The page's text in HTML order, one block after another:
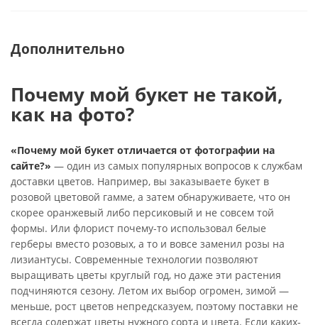
Дополнительно
Почему мой букет не такой,
как на фото?
«Почему мой букет отличается от фотографии на
сайте?» — один из самых популярных вопросов к службам
доставки цветов. Например, вы заказываете букет в
розовой цветовой гамме, а затем обнаруживаете, что он
скорее оранжевый либо персиковый и не совсем той
формы. Или флорист почему-то использовал белые
герберы вместо розовых, а то и вовсе заменил розы на
лизиантусы. Современные технологии позволяют
выращивать цветы круглый год, но даже эти растения
подчиняются сезону. Летом их выбор огромен, зимой —
меньше, рост цветов непредсказуем, поэтому поставки не
всегда содержат цветы нужного сорта и цвета. Если каких-